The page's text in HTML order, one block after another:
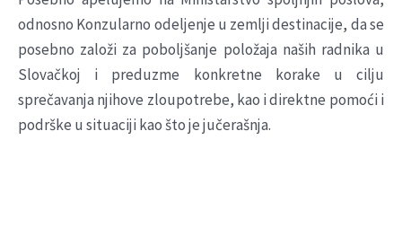
odnosno Konzularno odeljenje u zemlji destinacije, da se
posebno založi za poboljšanje položaja naših radnika u
Slovačkoj i preduzme konkretne korake u cilju
sprečavanja njihove zloupotrebe, kao i direktne pomoći i
podrške u situaciji kao što je jučerašnja.